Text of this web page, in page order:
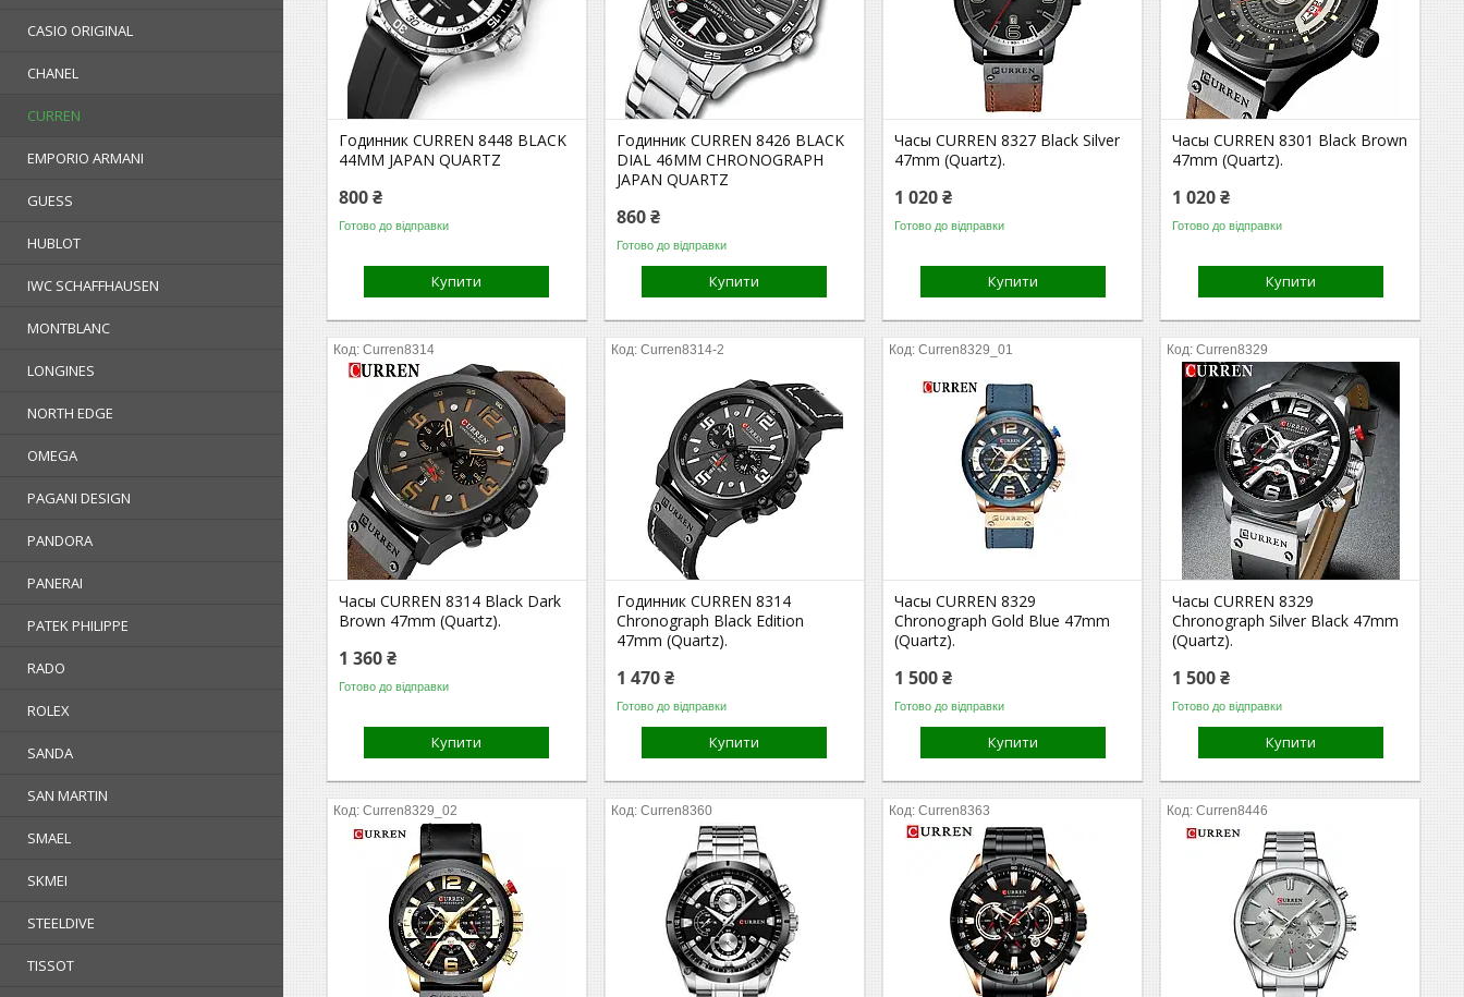
CASIO ORIGINAL
CHANEL
CURREN
EMPORIO ARMANI
GUESS
HUBLOT
IWC SCHAFFHAUSEN
MONTBLANC
LONGINES
NORTH EDGE
OMEGA
PAGANI DESIGN
PANDORA
PANERAI
PATEK PHILIPPE
RADO
ROLEX
SANDA
SAN MARTIN
SMAEL
SKMEI
STEELDIVE
TISSOT
Годинник CURREN 8448 BLACK
44MM JAPAN QUARTZ
800 ₴
Готово до відправки
Купити
Годинник CURREN 8426 BLACK
DIAL 46MM CHRONOGRAPH
JAPAN QUARTZ
860 ₴
Готово до відправки
Купити
Часы CURREN 8327 Black Silver
47mm (Quartz).
1 020 ₴
Готово до відправки
Купити
Часы CURREN 8301 Black Brown
47mm (Quartz).
1 020 ₴
Готово до відправки
Купити
Curren8314
Часы CURREN 8314 Black Dark
Brown 47mm (Quartz).
1 360 ₴
Готово до відправки
Купити
Curren8314-2
Годинник CURREN 8314
Chronograph Black Edition
47mm (Quartz).
1 470 ₴
Готово до відправки
Купити
Curren8329_01
Часы CURREN 8329
Chronograph Gold Blue 47mm
(Quartz).
1 500 ₴
Готово до відправки
Купити
Curren8329
Часы CURREN 8329
Chronograph Silver Black 47mm
(Quartz).
1 500 ₴
Готово до відправки
Купити
Curren8329_02 Curren8360 Curren8363 Curren8446